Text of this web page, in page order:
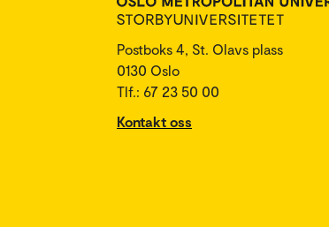
Postboks 4, St. Olavs plass
0130 Oslo
Tlf.: 67 23 50 00
Kontakt oss